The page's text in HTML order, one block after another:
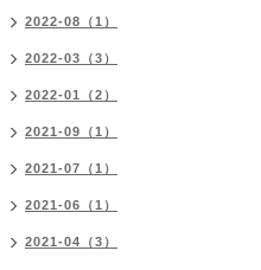
2022-08（1）
2022-03（3）
2022-01（2）
2021-09（1）
2021-07（1）
2021-06（1）
2021-04（3）